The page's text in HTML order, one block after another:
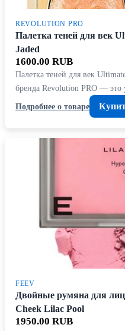
REVOLUTION PRO
Палетка теней для век
Jaded
1600.00 RUB
Палетка теней для век
бренда Revolution PRO — это
Подробнее о товаре
FEEV
Двойные румяна для
Cheek Lilac Pool
1950.00 RUB